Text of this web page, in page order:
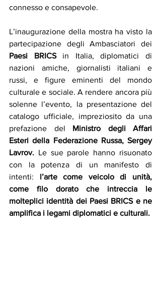
connesso e consapevole.
L’inaugurazione della mostra ha visto la
Paesi BRICS in Italia, diplomatici di
nazioni amiche, giornalisti italiani e
russi, e figure eminenti del mondo
culturale e sociale. A rendere ancora più
solenne l’evento, la presentazione del
catalogo ufficiale, impreziosito da una
prefazione del Ministro degli Affari
Esteri della Federazione Russa, Sergey
Lavrov. Le sue parole hanno risuonato
con la potenza di un manifesto di
intenti: l’arte come veicolo di unità,
come filo dorato che intreccia le
molteplici identità dei Paesi BRICS e ne
amplifica i legami diplomatici e culturali.